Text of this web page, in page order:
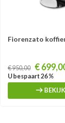
Fiorenzato
Prijs
€ 950,00 €
U bespaart 26 %